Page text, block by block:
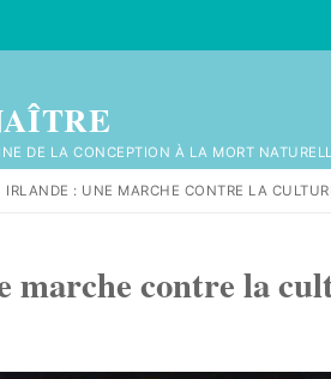
DE LA CONCEPTION À LA MORT
IRLANDE : UNE MARCHE CONTRE LA
marche contre la